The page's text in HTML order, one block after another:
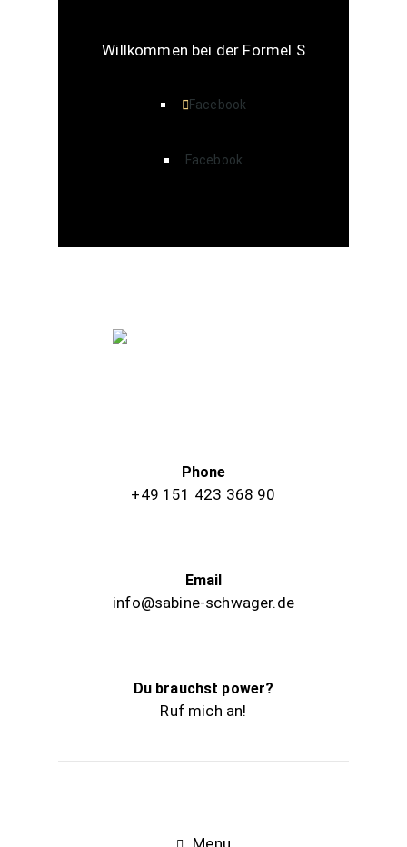
Willkommen bei der Formel S
Facebook
Facebook
Phone
+49 151 423 368 90
Email
info@sabine-schwager.de
Du brauchst power?
Ruf mich an!
Menu